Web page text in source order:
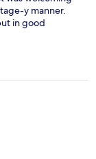
y manner.
in good